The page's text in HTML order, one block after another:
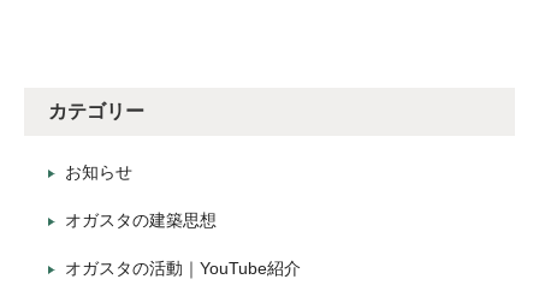
カテゴリー
お知らせ
オガスタの建築思想
オガスタの活動｜YouTube紹介